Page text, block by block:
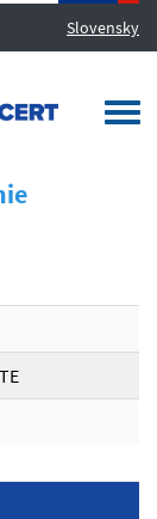
Slovensky
MENU